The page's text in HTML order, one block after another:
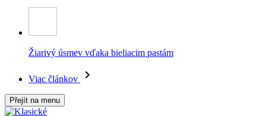
Žiarivý úsmev vďaka bieliacim pastám
Viac článkov
Přejít na menu